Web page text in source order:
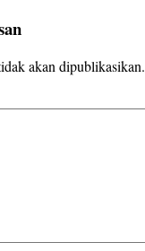
akan dipublikasikan.